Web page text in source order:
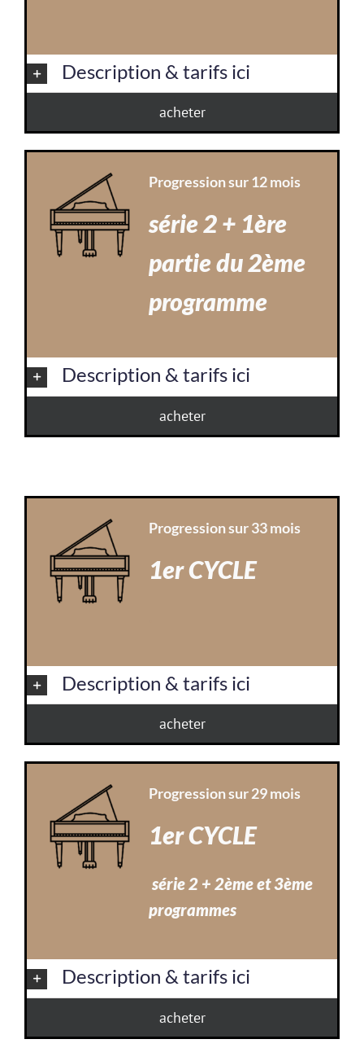
Description & tarifs ici
acheter
Progression sur 12 mois
série 2 + 1ère
partie du 2ème
programme
Description & tarifs ici
acheter
Progression sur 33 mois
1er CYCLE
Description & tarifs ici
acheter
Progression sur 29 mois
1er CYCLE
série 2 + 2ème et 3ème
programmes
Description & tarifs ici
acheter